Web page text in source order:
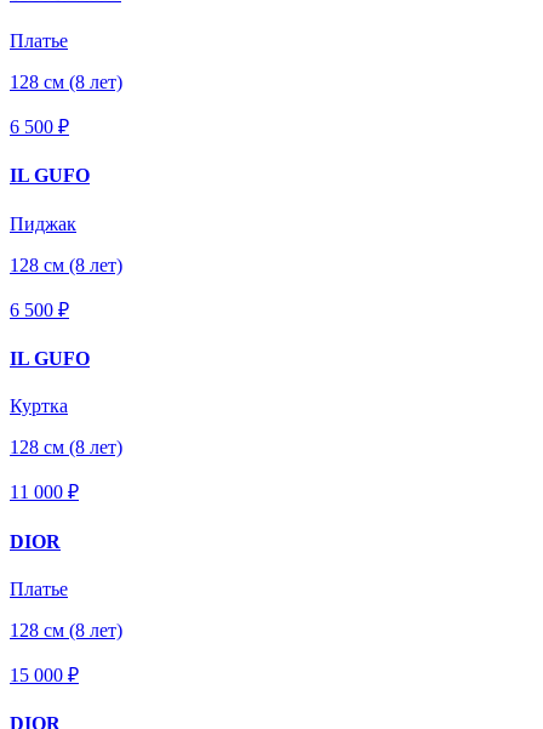
Платье
128 см (8 лет)
6 500 ₽
IL GUFO
Пиджак
128 см (8 лет)
6 500 ₽
IL GUFO
Куртка
128 см (8 лет)
11 000 ₽
DIOR
Платье
128 см (8 лет)
15 000 ₽
DIOR